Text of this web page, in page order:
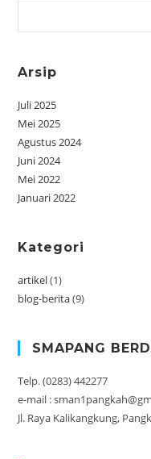
Arsip
Juli 2025
Mei 2025
Agustus 2024
Juni 2024
Mei 2022
Januari 2022
Kategori
artikel(1)
blog-berita(9)
SMAPANG
Telp. (0283) 442277
e-mail :
Jl. Raya Kalikangkung,